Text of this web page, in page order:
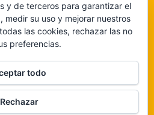
a determinadas características y
manera
que hay aquí
y de terceros para garantizar el
medir su uso y mejorar nuestros
las cookies, rechazar las no
preferencias.
todo
Rechazar